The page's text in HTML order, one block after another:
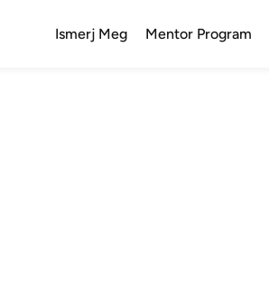
Ismerj Meg Mentor Program